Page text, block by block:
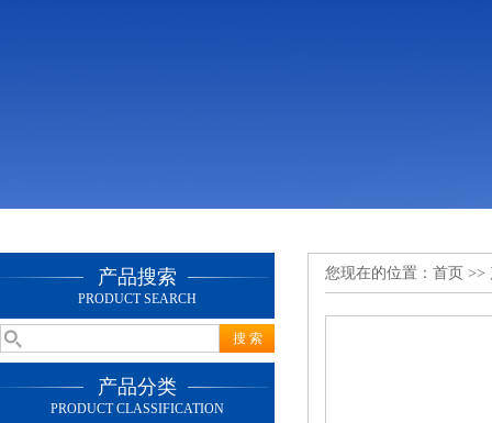
产品搜索
PRODUCT SEARCH
产品分类
PRODUCT CLASSIFICATION
您现在的位置： 首页 >>